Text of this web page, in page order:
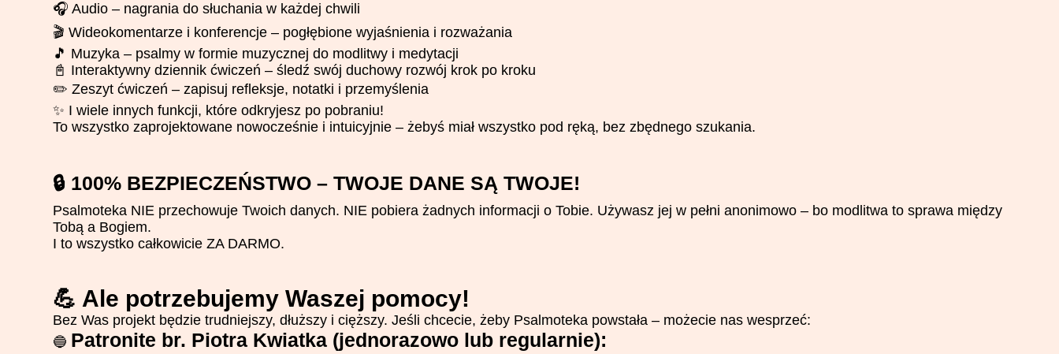
🎧 Audio – nagrania do słuchania w każdej chwili
🎬 Wideokomentarze i konferencje – pogłębione wyjaśnienia i rozważania
🎵 Muzyka – psalmy w formie muzycznej do modlitwy i medytacji
📓 Interaktywny dziennik ćwiczeń – śledź swój duchowy rozwój krok po kroku
✏️ Zeszyt ćwiczeń – zapisuj refleksje, notatki i przemyślenia
✨ I wiele innych funkcji, które odkryjesz po pobraniu!
To wszystko zaprojektowane nowocześnie i intuicyjnie – żebyś miał wszystko pod ręką, bez zbędnego szukania.
🔒 100% BEZPIECZEŃSTWO – TWOJE DANE SĄ TWOJE!
Psalmoteka NIE przechowuje Twoich danych. NIE pobiera żadnych informacji o Tobie. Używasz jej w pełni anonimowo – bo modlitwa to sprawa między
Tobą a Bogiem.
I to wszystko całkowicie ZA DARMO.
💪 Ale potrzebujemy Waszej pomocy!
Bez Was projekt będzie trudniejszy, dłuższy i cięższy. Jeśli chcecie, żeby Psalmoteka powstała – możecie nas wesprzeć:
🔵 Patronite br. Piotra Kwiatka (jednorazowo lub regularnie):